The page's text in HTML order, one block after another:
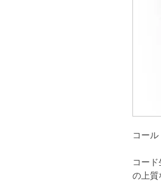
コー
コー
の上質